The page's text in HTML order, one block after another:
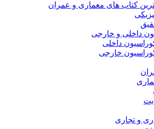
کتاب های معماری و عمران
داخلی و خارجی
داخلی
خارجی
و تجاری